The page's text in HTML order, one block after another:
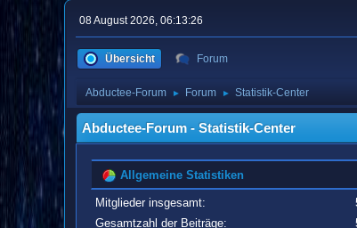
08 August 2026, 06:13:26
Übersicht Forum
Abductee-Forum ► Forum ► Statistik-Center
Abductee-Forum - Statistik-Center
Allgemeine Statistiken
Mitglieder insgesamt:
Gesamtzahl der Beiträge: